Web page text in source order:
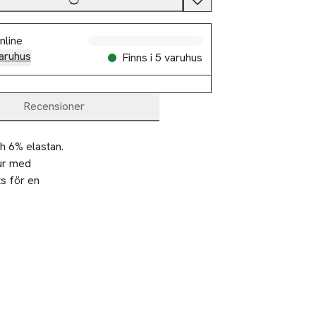
Finns i 5 varuhus
Recensioner
6% elastan.
med
för en